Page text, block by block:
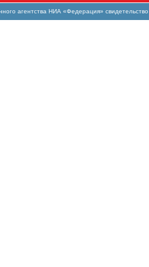
агентства НИА «Федерация»